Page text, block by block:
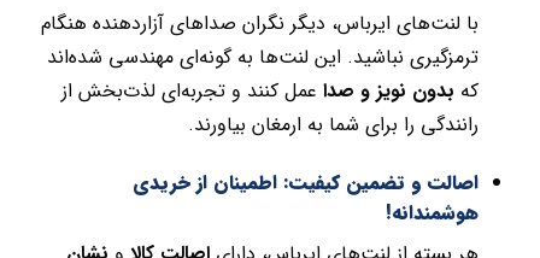
با لنت‌های ایرباس، دیگر نگران صداهای آزاردهنده هنگام
ترمزگیری نباشید. این لنت‌ها به گونه‌ای مهندسی شده‌اند
کهبدون نویز و صداعمل کنند و تجربه‌ای لذت‌بخش از
رانندگی را برای شما به ارمغان بیاورند.
اصالت و تضمین کیفیت: اطمینان از خریدی
هوشمندانه!